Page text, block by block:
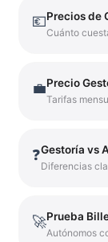
💶Precios de
Cuánto
💼Precio
Tarifas
❓Gestoría vs
Diferencias
🚀Prueba
Autónomos